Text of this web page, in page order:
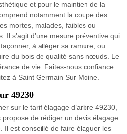
et pour le maintien de la
notamment la coupe des
mortes, malades, faibles ou
Il s’agit d’une mesure préventive qui
à alléger sa ramure, ou
du bois de qualité sans nœuds. Le
de vie. Faites-nous confiance
à Saint Germain Sur Moine.
49230
sur le tarif élagage d’arbre 49230,
de rédiger un devis élagage
Il est conseillé de faire élaguer les